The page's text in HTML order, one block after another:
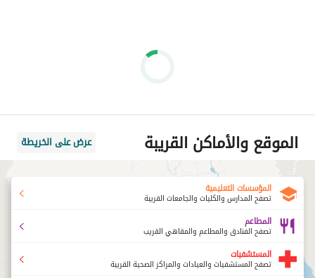
الموقع والأماكن القريبة عرض على الخريطة
المؤسسات التعليمية
تصفح المدارس والكليات والجامعات القريبة
المطاعم
تصفح الفنادق والمطاعم والمقاهي القريب
المستشفيات
تصفح المستشفيات والعيادات والمراكز الصحية القريبة